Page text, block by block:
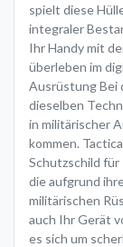
spielt diese
integraler
Ihr Handy mit
überleben im
Ausrüstung Bei
dieselben
in militärischer
kommen.
Schutzschild für
die aufgrund
militärischen
auch Ihr Gerät
es sich um